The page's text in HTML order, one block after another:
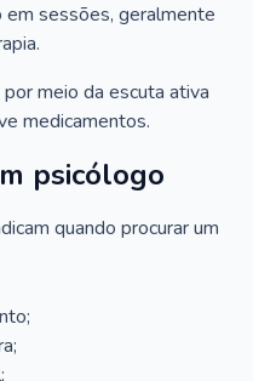
sessões, geralmente
meio da escuta ativa
medicamentos.
psicólogo
quando procurar um